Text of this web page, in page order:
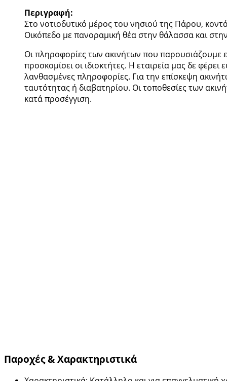
Περιγραφή:
Στο νοτιοδυτικό μέρος του νησιού της Πάρου,
Οικόπεδο με πανοραμική θέα στην θάλασσα και
Οι πληροφορίες των ακινήτων που παρουσιάζουμε
προσκομίσει οι ιδιοκτήτες. Η εταιρεία μας δε φέρει
λανθασμένες πληροφορίες. Για την επίσκεψη
ταυτότητας ή διαβατηρίου. Οι τοποθεσίες των
κατά προσέγγιση.
Παροχές & Χαρακτηριστικά